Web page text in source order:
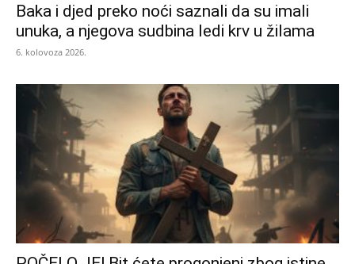
Baka i djed preko noći saznali da su imali
unuka, a njegova sudbina ledi krv u žilama
6. kolovoza 2026.